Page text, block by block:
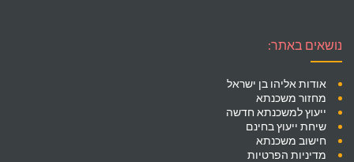
נושאים באתר:
אודות אליהו בן ישראל
מחזור משכנתא
ייעוץ למשכנתא חדשה
שיחת ייעוץ בחינם
חישוב משכנתא
מדיניות הפרטיות